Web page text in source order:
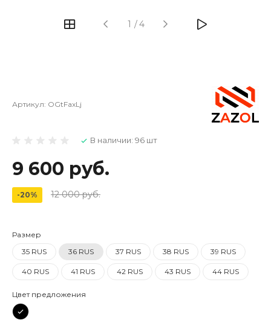
1 /4
Артикул: OGtFaxLj
В наличии: 96 шт
9 600 руб.
-20% 12 000 руб.
Размер
35 RUS
36 RUS 37 RUS 38 RUS 39 RUS
40 RUS 41 RUS 42 RUS 43 RUS 44 RUS
Цвет предложения